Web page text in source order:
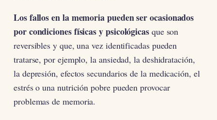
Los fallos en la memoria pueden ser ocasionados
por condiciones físicas y psicológicasque son
reversibles y que, una vez identificadas pueden
tratarse, por ejemplo, la ansiedad, la deshidratación,
la depresión, efectos secundarios de la medicación, el
estrés o una nutrición pobre pueden provocar
problemas de memoria.